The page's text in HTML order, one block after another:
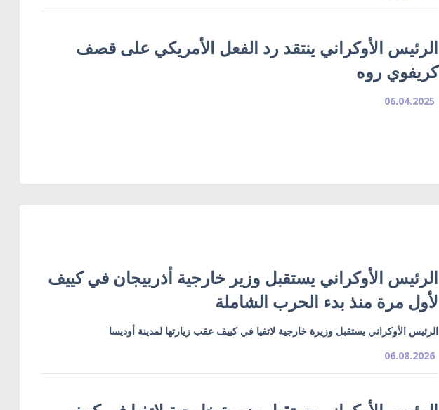
الرئيس الأوكراني ينتقد رد الفعل الأمريكي على قصف
كريفوي روه
06.04.2025
الرئيس الأوكراني يستقبل وزير خارجية أذربيجان في كييف
لأول مرة منذ بدء الحرب الشاملة
الرئيس الأوكراني يستقبل وزيرة خارجية لاتفيا في كييف عقب زيارتها لمدينة أوديسا
06.08.2026